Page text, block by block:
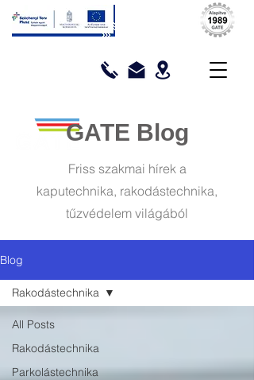
GATE Blog
Friss szakmai hírek a
kaputechnika, rakodástechnika,
tűzvédelem világából
Blog
All Posts
Rakodástechnika
Parkolástechnika
Rakodástechnika